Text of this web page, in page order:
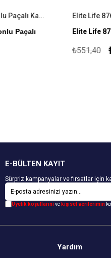
Elite Life 880 Dikişsiz Slikonlu Paçalı Kadın Korse
Paçalı
Elastan %1
Elite Life
%90
₺551,40
E-BÜLTEN KAYIT
Sürpriz kampanyalar ve fırsatlar için
Üyelik koşullarınıve kişisel verilerimin
Yardım